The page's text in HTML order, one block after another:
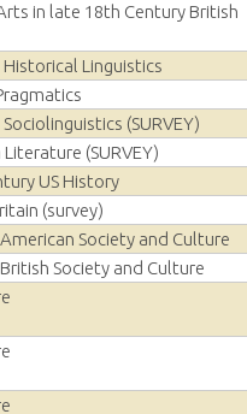
in late 18th Century British
Linguistics
(SURVEY)
(SURVEY)
US History
(survey)
Society and Culture
Society and Culture